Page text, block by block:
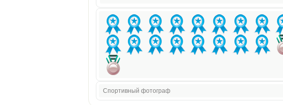
Спортивный фотограф